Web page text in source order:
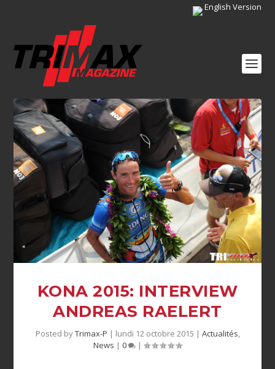
English Version
KONA 2015: INTERVIEW
ANDREAS RAELERT
Posted byTrimax-P | lundi 12 octobre 2015 | Actualités,
News | 0 |